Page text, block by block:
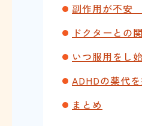
副作用が不安
ドクターとの
いつ服用をし
ADHDの薬代
まとめ